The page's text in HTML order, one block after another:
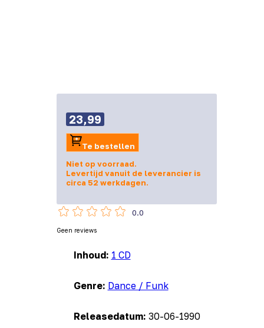
Inhoud: 1 CD
Genre: Dance / Funk
Releasedatum: 30-06-1990
23,99
Te bestellen
Niet op voorraad.
Levertijd vanuit de leverancier is
circa 52 werkdagen.
0.0
Geen reviews